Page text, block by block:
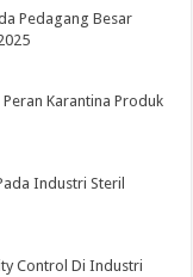
Pedagang Besar
Karantina Produk
Industri Steril
Control Di Industri